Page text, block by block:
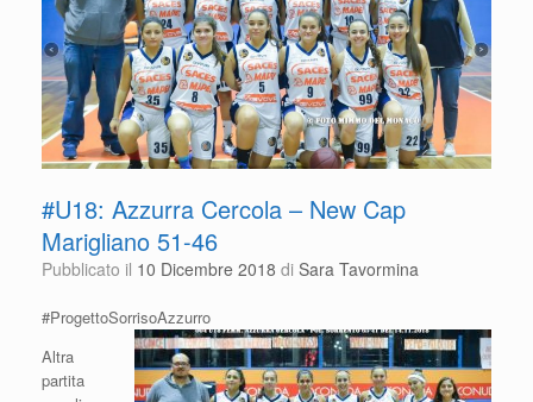
#U18: Azzurra Cercola – New Cap
Marigliano 51-46
Pubblicato il 10 Dicembre 2018 di Sara Tavormina
#ProgettoSorrisoAzzurro
Altra
partita